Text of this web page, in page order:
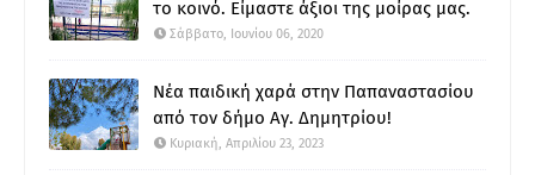
το κοινό. Είμαστε άξιοι της μοίρας μας.
Σάββατο, Ιουνίου 06, 2020
Νέα παιδική χαρά στην Παπαναστασίου
από τον δήμο Αγ. Δημητρίου!
Κυριακή, Απριλίου 23, 2023